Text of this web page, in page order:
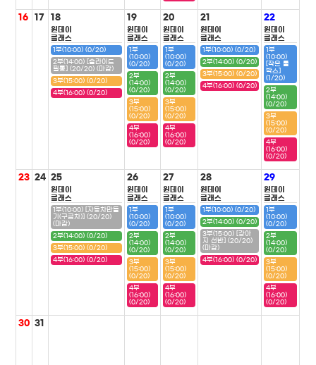
16 17 18
원데이
클래스
1부(10:00) (0/20)
2부(14:00) [슬라이드
필통] (20/20) (마감)
3부(15:00) (0/20)
4부(16:00) (0/20)
19
원데이
클래스
1부
(10:00)
(0/20)
2부
(14:00)
(0/20)
3부
(15:00)
(0/20)
4부
(16:00)
(0/20)
20
원데이
클래스
1부
(10:00)
(0/20)
2부
(14:00)
(0/20)
3부
(15:00)
(0/20)
4부
(16:00)
(0/20)
21
원데이
클래스
1부(10:00) (0/20)
2부(14:00) (0/20)
3부(15:00) (0/20)
4부(16:00) (0/20)
22
원데이
클래스
1부
(10:00)
[작은 툴
박스]
(1/20)
2부
(14:00)
(0/20)
3부
(15:00)
(0/20)
4부
(16:00)
(0/20)
23 24 25
원데이
클래스
1부(10:00) [자동차만들
기(구급차)] (20/20)
(마감)
2부(14:00) (0/20)
3부(15:00) (0/20)
4부(16:00) (0/20)
26
원데이
클래스
1부
(10:00)
(0/20)
2부
(14:00)
(0/20)
3부
(15:00)
(0/20)
4부
(16:00)
(0/20)
27
원데이
클래스
1부
(10:00)
(0/20)
2부
(14:00)
(0/20)
3부
(15:00)
(0/20)
4부
(16:00)
(0/20)
28
원데이
클래스
1부(10:00) (0/20)
2부(14:00) (0/20)
3부(15:00) [강아
지 선반] (20/20)
(마감)
4부(16:00) (0/20)
29
원데이
클래스
1부
(10:00)
(0/20)
2부
(14:00)
(0/20)
3부
(15:00)
(0/20)
4부
(16:00)
(0/20)
30 31